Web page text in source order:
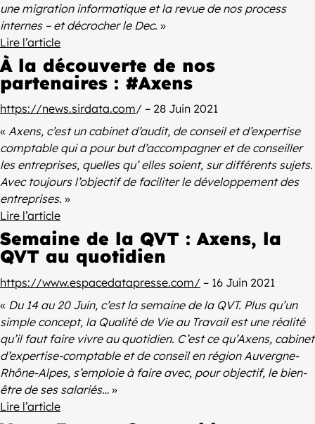
une migration informatique et la revue de nos process
internes – et décrocher le Dec. »
Lire l’article
À la découverte de nos
partenaires : #Axens
https://news.sirdata.com/ – 28 Juin 2021
« Axens, c’est un cabinet d’audit, de conseil et d’expertise
comptable qui a pour but d’accompagner et de conseiller
les entreprises, quelles qu’ elles soient, sur différents sujets.
Avec toujours l’objectif de faciliter le développement des
entreprises. »
Lire l’article
Semaine de la QVT : Axens, la
QVT au quotidien
https://www.espacedatapresse.com/ – 16 Juin 2021
« Du 14 au 20 Juin, c’est la semaine de la QVT. Plus qu’un
simple concept, la Qualité de Vie au Travail est une réalité
qu’il faut faire vivre au quotidien. C’est ce qu’Axens, cabinet
d’expertise-comptable et de conseil en région Auvergne-
Rhône-Alpes, s’emploie à faire avec, pour objectif, le bien-
être de ses salariés… »
Lire l’article